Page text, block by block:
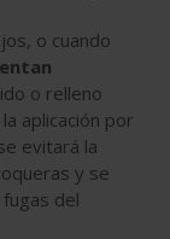
o cuando
o relleno
aplicación por
evitará la
y se
del